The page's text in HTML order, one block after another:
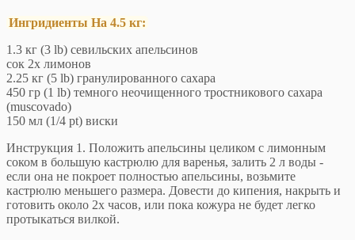
Ингридиенты На 4.5 кг:
1.3 кг (3 lb) севильских апельсинов
сок 2х лимонов
2.25 кг (5 lb) гранулированного сахара
450 гр (1 lb) темного неочищенного тростникового сахара
(muscovado)
150 мл (1/4 pt) виски
Инструкция 1. Положить апельсины целиком с лимонным
соком в большую кастрюлю для варенья, залить 2 л воды -
если она не покроет полностью апельсины, возьмите
кастрюлю меньшего размера. Довести до кипения, накрыть и
готовить около 2х часов, или пока кожура не будет легко
протыкаться вилкой.